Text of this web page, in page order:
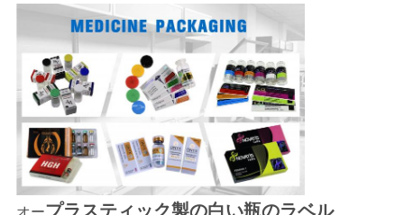
オープラスティック製の白い瓶のラベル